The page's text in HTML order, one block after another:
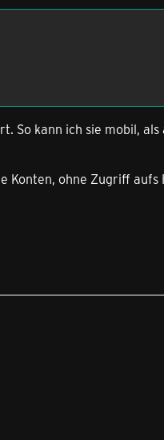
So kann ich sie mobil, als
Konten, ohne Zugriff aufs